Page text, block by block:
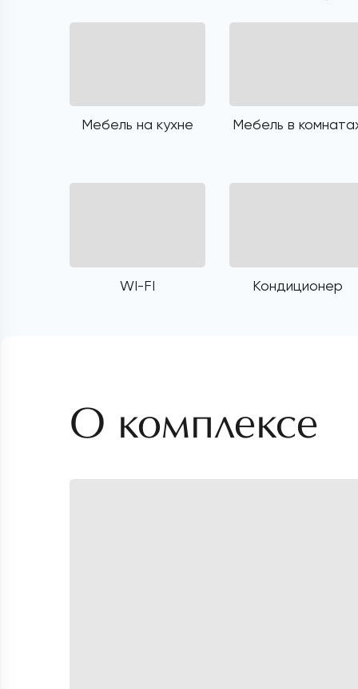
Мебель на кухне Мебель в
WI-FI Кондиционер
О комплексе